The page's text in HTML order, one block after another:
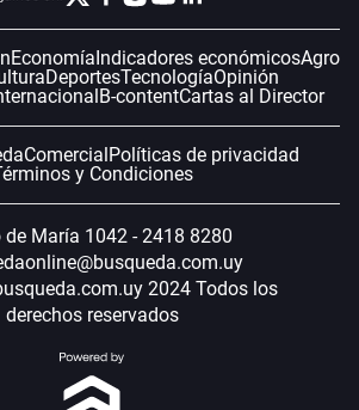
EconomíaIndicadores económicosAgro
DeportesTecnologíaOpinión
B-contentCartas al Director
ComercialPolíticas de privacidad
y Condiciones
de María 1042 - 2418 8280
2024 Todos los
derechos reservados